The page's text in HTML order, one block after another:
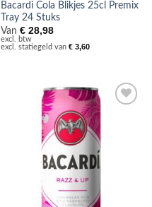
Bacardi Cola Blikjes 25cl Premix
Tray 24 Stuks
Van €28,98
excl. btw
excl. statiegeld van €3,60
Toevoegen
verlanglijst